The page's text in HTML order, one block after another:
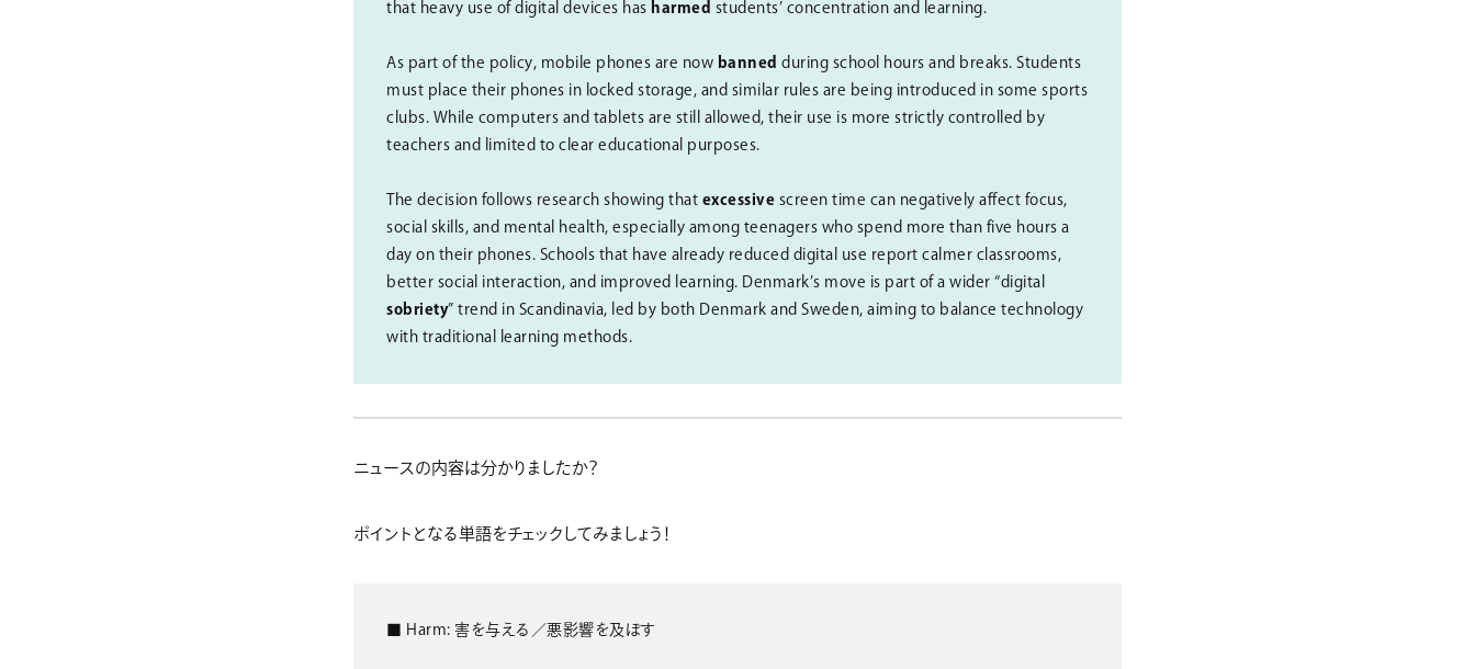
that heavy use of digital devices has harmed students’ concentration and learning.
As part of the policy, mobile phones are now banned during school hours and breaks. Students
must place their phones in locked storage, and similar rules are being introduced in some sports
clubs. While computers and tablets are still allowed, their use is more strictly controlled by
teachers and limited to clear educational purposes.
The decision follows research showing that excessive screen time can negatively affect focus,
social skills, and mental health, especially among teenagers who spend more than five hours a
day on their phones. Schools that have already reduced digital use report calmer classrooms,
better social interaction, and improved learning. Denmark’s move is part of a wider “digital
sobriety” trend in Scandinavia, led by both Denmark and Sweden, aiming to balance technology
with traditional learning methods.
ニュースの内容は分かりましたか？
ポイントとなる単語をチェックしてみましょう！
■ Harm: 害を与える／悪影響を及ぼす